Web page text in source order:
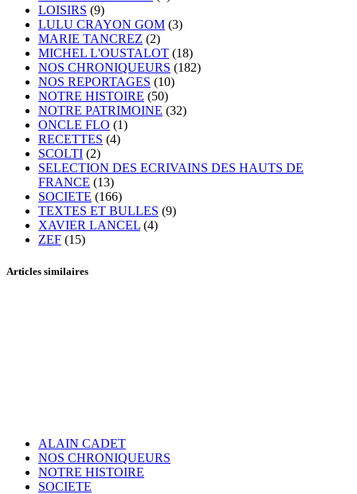
LOISIRS (9)
LULU CRAYON GOM (3)
MARIE TANCREZ (2)
MICHEL L'OUSTALOT (18)
NOS CHRONIQUEURS (182)
NOS REPORTAGES (10)
NOTRE HISTOIRE (50)
NOTRE PATRIMOINE (32)
ONCLE FLO (1)
RECETTES (4)
SCOLTI (2)
SELECTION DES ECRIVAINS DES HAUTS DE
FRANCE (13)
SOCIETE (166)
TEXTES ET BULLES (9)
XAVIER LANCEL (4)
ZEF (15)
Articles similaires
ALAIN CADET
NOS CHRONIQUEURS
NOTRE HISTOIRE
SOCIETE